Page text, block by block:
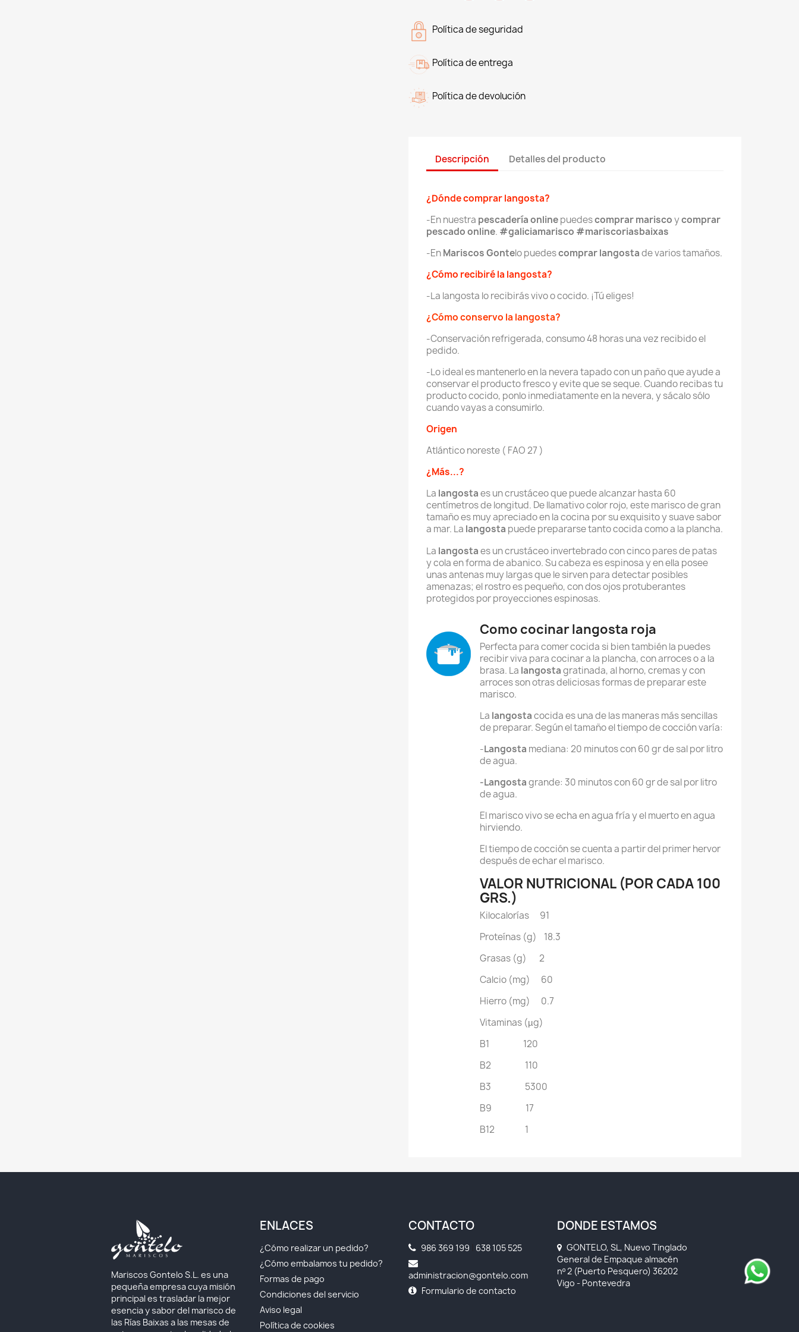
Política de seguridad
Política de entrega
Política de devolución
Descripción Detalles del producto
¿Dónde comprar langosta?
-En nuestra pescadería onlinepuedescomprar mariscoycomprar
pescado online. #galiciamarisco #mariscoriasbaixas
-EnMariscos Gontelo puedescomprar langostade varios tamaños.
¿Cómo recibiré la langosta?
-La langosta lo recibirás vivo o cocido. ¡Tú eliges!
¿Cómo conservo la langosta?
-Conservación refrigerada, consumo 48 horas una vez recibido el
pedido.
-Lo ideal es mantenerlo en la nevera tapado con un paño que ayude a
conservar el producto fresco y evite que se seque. Cuando recibas tu
producto cocido, ponlo inmediatamente en la nevera, y sácalo sólo
cuando vayas a consumirlo.
Origen
Atlántico noreste ( FAO 27 )
¿Más...?
La langostaes un crustáceo que puede alcanzar hasta 60
centímetros de longitud. De llamativo color rojo, este marisco de gran
tamaño es muy apreciado en la cocina por su exquisito y suave sabor
a mar. La langosta puede prepararse tanto cocida como a la plancha.
La langostaesun crustáceo invertebrado con cinco pares de patas
y cola en forma de abanico. Su cabeza es espinosa y en ella posee
unas antenas muy largas que le sirven para detectar posibles
amenazas; el rostro es pequeño, con dos ojos protuberantes
protegidos por proyecciones espinosas.
Como cocinar langosta roja
Perfecta para comer cocida si bien también la puedes
recibir viva para cocinar a la plancha, con arroces o a la
brasa. La langostagratinada, al horno, cremas y con
arroces son otras deliciosas formas de preparar este
marisco.
La langostacocida es una de las maneras más sencillas
de preparar. Según el tamaño el tiempo de cocción varía:
-Langosta mediana: 20 minutos con 60 gr de sal por litro
de agua.
-Langostagrande: 30 minutos con 60 gr de sal por litro
de agua.
El marisco vivo se echa en agua fría y el muerto en agua
hirviendo.
El tiempo de cocción se cuenta a partir del primer hervor
después de echar el marisco.
VALOR NUTRICIONAL (POR CADA 100
GRS.)
Kilocalorías 91
Proteínas (g) 18.3
Grasas (g) 2
Calcio (mg) 60
Hierro (mg) 0.7
Vitaminas (µg)
B1 120
B2 110
B3 5300
B9 17
B12 1
Mariscos Gontelo S.L. es una
pequeña empresa cuya misión
principal es trasladar la mejor
esencia y sabor del marisco de
las Rías Baixas a las mesas de
ENLACES
¿Cómo realizar un pedido?
¿Cómo embalamos tu pedido?
Formas de pago
Condiciones del servicio
Aviso legal
Política de cookies
CONTACTO
986 369 199 638 105 525
administracion@gontelo.com
Formulario de contacto
DONDE ESTAMOS
GONTELO, SL, Nuevo Tinglado
General de Empaque almacén
nº 2 (Puerto Pesquero) 36202
Vigo - Pontevedra